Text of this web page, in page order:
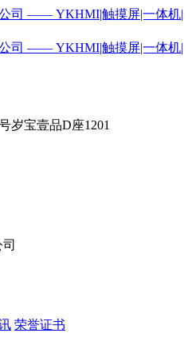
岁宝壹品D座1201
荣誉证书